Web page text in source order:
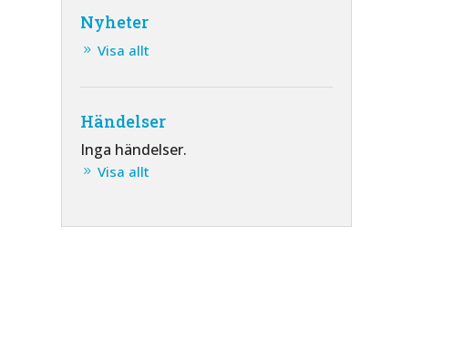
Nyheter
Visa allt
Händelser
Inga händelser.
Visa allt